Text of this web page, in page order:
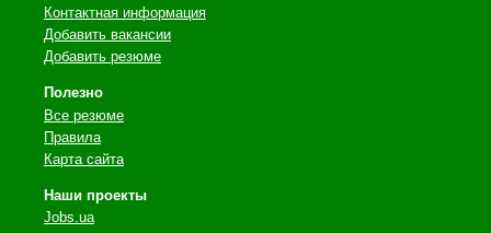
Контактная информация
Добавить вакансии
Добавить резюме
Полезно
Все резюме
Правила
Карта сайта
Наши проекты
Jobs.ua